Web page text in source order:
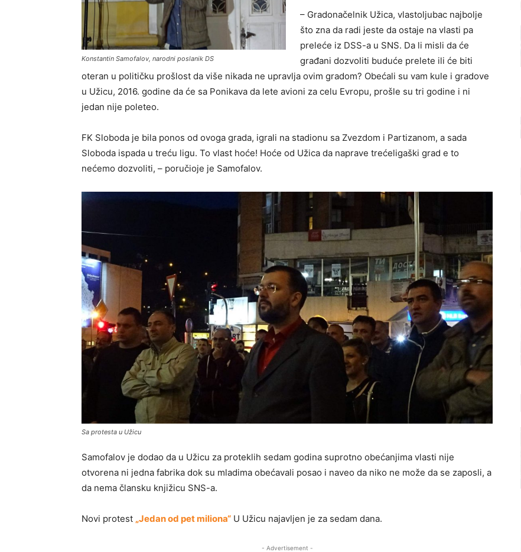
Konstantin Samofalov, narodni poslanik DS
– Gradonačelnik Užica, vlastoljubac najbolje
što zna da radi jeste da ostaje na vlasti pa
preleće iz DSS-a u SNS. Da li misli da će
građani dozvoliti buduće prelete ili će biti
oteran u političku prošlost da više nikada ne upravlja ovim gradom? Obećali su vam kule i gradove
u Užicu, 2016. godine da će sa Ponikava da lete avioni za celu Evropu, prošle su tri godine i ni
jedan nije poleteo.
FK Sloboda je bila ponos od ovoga grada, igrali na stadionu sa Zvezdom i Partizanom, a sada
Sloboda ispada u treću ligu. To vlast hoće! Hoće od Užica da naprave trećeligaški grad e to
nećemo dozvoliti, – poručioje je Samofalov.
Sa protesta u Užicu
Samofalov je dodao da u Užicu za proteklih sedam godina suprotno obećanjima vlasti nije
otvorena ni jedna fabrika dok su mladima obećavali posao i naveo da niko ne može da se zaposli, a
da nema člansku knjižicu SNS-a.
Novi protest „Jedan od pet miliona“ U Užicu najavljen je za sedam dana.
- Advertisement -